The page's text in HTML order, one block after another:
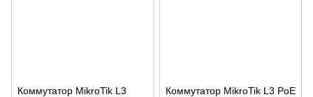
Коммутатор MikroTik L3
Коммутатор MikroTik L3 PoE